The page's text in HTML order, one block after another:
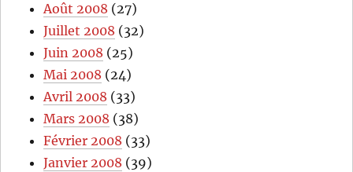
Août 2008 (27)
Juillet 2008 (32)
Juin 2008 (25)
Mai 2008 (24)
Avril 2008 (33)
Mars 2008 (38)
Février 2008 (33)
Janvier 2008 (39)